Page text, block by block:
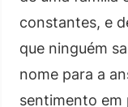
constantes, e
que ninguém
nome para a
sentimento em